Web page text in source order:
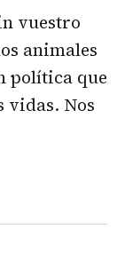
vuestro
animales
política que
vidas. Nos